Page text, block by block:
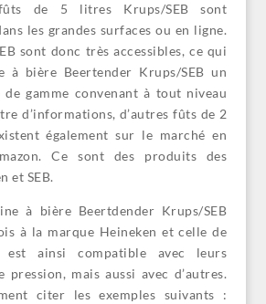
de 5 litres Krups/SEB sont
les grandes surfaces ou en ligne.
sont donc très accessibles, ce qui
à bière Beertender Krups/SEB un
de gamme convenant à tout niveau
d’informations, d’autres fûts de 2
également sur le marché en
Ce sont des produits des
et SEB.
à bière Beertdender Krups/SEB
à la marque Heineken et celle de
est ainsi compatible avec leurs
pression, mais aussi avec d’autres.
citer les exemples suivants :